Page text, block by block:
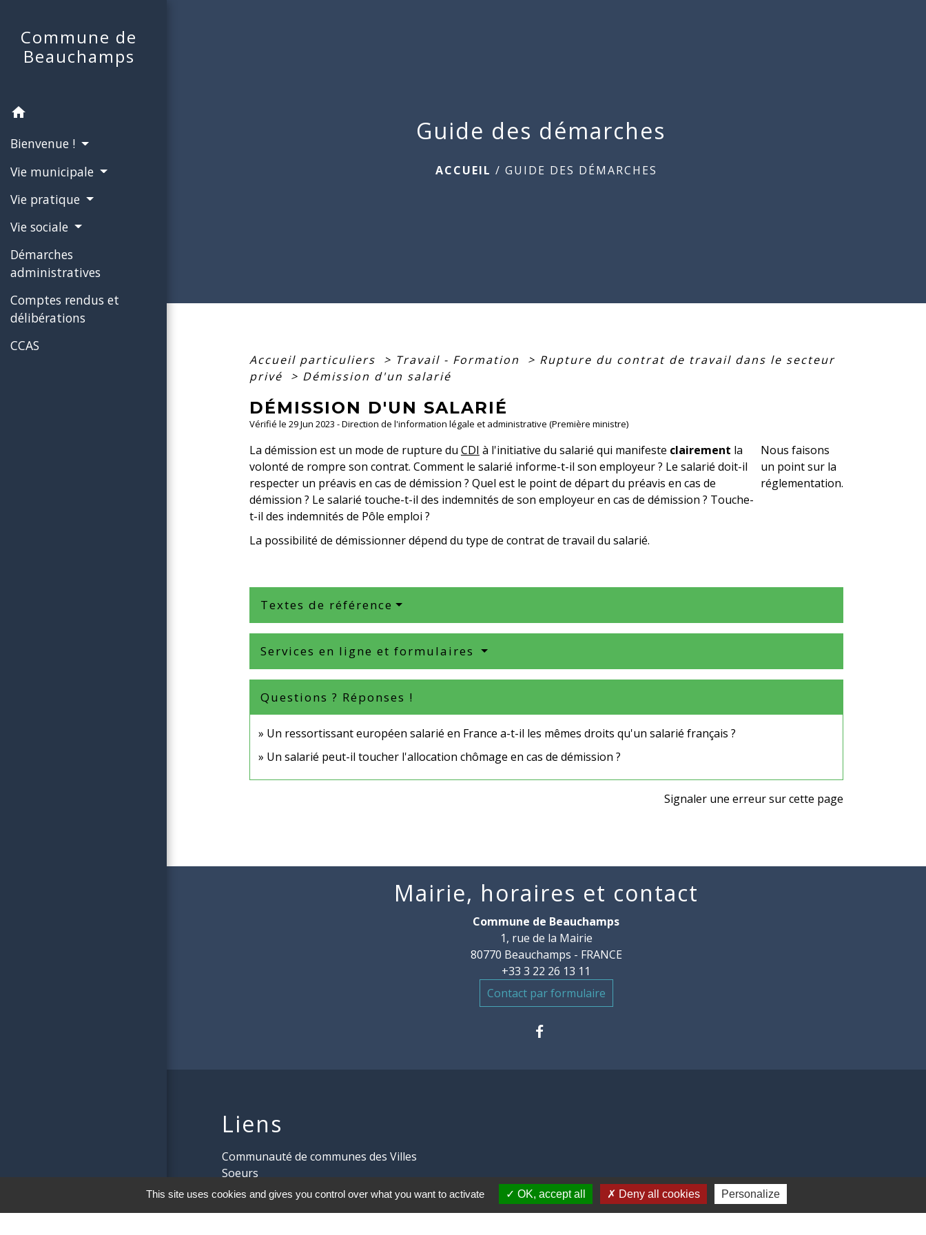
Commune de
Beauchamps
home
Bienvenue !
Vie municipale
Vie pratique
Vie sociale
Démarches
administratives
Comptes rendus et
délibérations
CCAS
Guide des démarches
ACCUEIL / GUIDE DES DÉMARCHES
Accueil particuliers > Travail - Formation > Rupture du contrat de travail dans le secteur
privé
> Démission d'un salarié
DÉMISSION D'UN SALARIÉ
Vérifié le 29 Jun 2023 - Direction de l'information légale et administrative (Première ministre)
La démission est un mode de rupture du CDI à l'initiative du salarié qui manifeste clairement la
volonté de rompre son contrat. Comment le salarié informe-t-il son employeur ? Le salarié doit-il
respecter un préavis en cas de démission ? Quel est le point de départ du préavis en cas de
démission ? Le salarié touche-t-il des indemnités de son employeur en cas de démission ? Touche-
t-il des indemnités de Pôle emploi ?
Nous faisons
un point sur la
réglementation.
La possibilité de démissionner dépend du type de contrat de travail du salarié.
Textes de référence
Services en ligne et formulaires
Questions ? Réponses !
Un ressortissant européen salarié en France a-t-il les mêmes droits qu'un salarié français ?
Un salarié peut-il toucher l'allocation chômage en cas de démission ?
Signaler une erreur sur cette page
Mairie, horaires et contact
Commune de Beauchamps
1, rue de la Mairie
80770 Beauchamps - FRANCE
+33 3 22 26 13 11
Contact par formulaire
Liens
Communauté de communes des Villes
Soeurs
Conseil Départemental de la Somme
This site uses cookies and gives you control over what you want to activate OK, accept all Deny all cookies Personalize